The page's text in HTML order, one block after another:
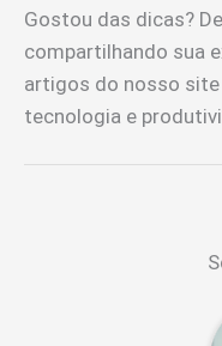
Gostou das dicas?
compartilhando sua
artigos do nosso site
tecnologia e